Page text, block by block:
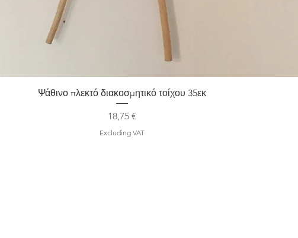
Quick View
Ψάθινο πλεκτό διακοσμητικό τοίχου 35εκ
Price
18,75 €
Excluding VAT